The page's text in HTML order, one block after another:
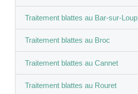
Traitement blattes au Bar-sur-Loup
Traitement blattes au Broc
Traitement blattes au Cannet
Traitement blattes au Rouret